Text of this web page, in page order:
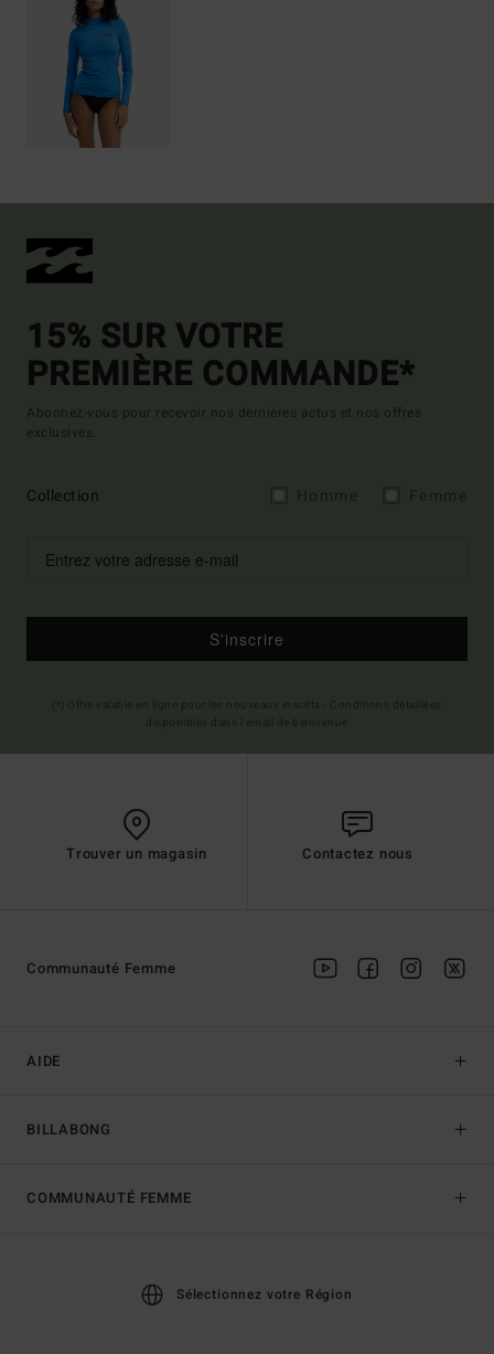
15% SUR VOTRE
PREMIÈRE COMMANDE*
Abonnez-vous pour recevoir nos dernières actus et nos offres
exclusives.
Collection
S'inscrire
Trouver un magasin Contactez nous
AIDE
BILLABONG
Communauté Femme
COMMUNAUTÉ FEMME
Sélectionnez votre Région